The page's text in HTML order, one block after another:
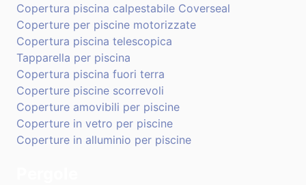
Copertura piscina calpestabile Coverseal
Coperture per piscine motorizzate
Copertura piscina telescopica
Tapparella per piscina
Copertura piscina fuori terra
Coperture piscine scorrevoli
Coperture amovibili per piscine
Coperture in vetro per piscine
Coperture in alluminio per piscine